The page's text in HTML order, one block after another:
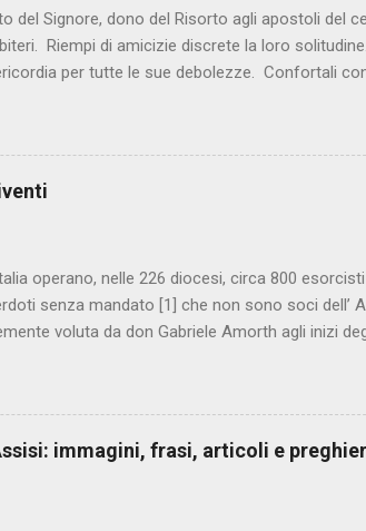
del Signore, dono del Risorto agli apostoli del
Riempi di amicizie discrete la loro
per tutte le sue debolezze. Confortali
sulla spalla del Maestro. Liberali dalla paura
trasparenze. Dal loro cuore si sprigioni
su tutto ciò che accarezzano. Fa’ risplendere
operano, nelle 226 diocesi, circa 800
senza mandato [1] che non sono soci dell’
voluta da don Gabriele Amorth agli inizi
Per contattare un esorcista è dunque
alcuni che vado a presentare. Molti di loro
italiani più noti c’è p. Francesco
, attuale presidente dell’Aie. Opera a Roma
immagini, frasi, articoli e